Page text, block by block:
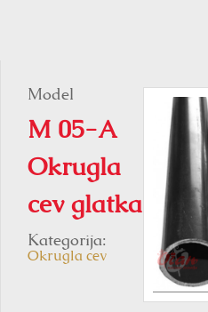
Model
M 05-A
Okrugla
cev glatka
Kategorija:
Okrugla cev